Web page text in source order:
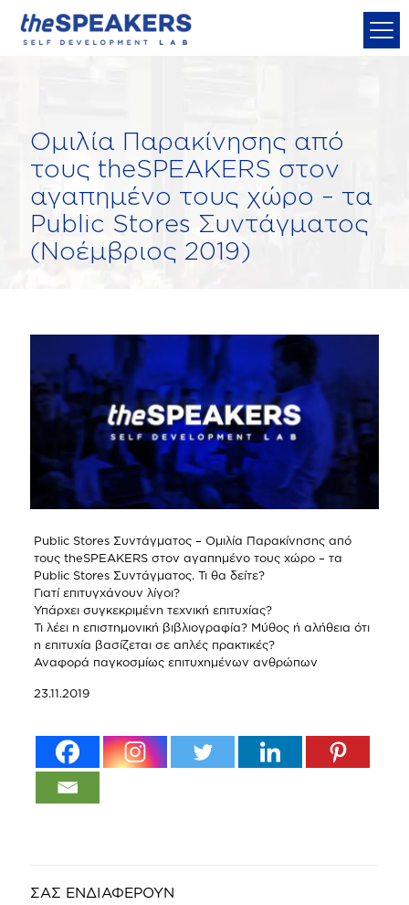
Ομιλία Παρακίνησης από
τους theSPEAKERS στον
αγαπημένο τους χώρο – τα
Public Stores Συντάγματος
(Νοέμβριος 2019)
Public Stores Συντάγματος – Ομιλία Παρακίνησης από
τους theSPEAKERS στον αγαπημένο τους χώρο – τα
Public Stores Συντάγματος. Τι θα δείτε?
Γιατί επιτυγχάνουν λίγοι?
Υπάρχει συγκεκριμένη τεχνική επιτυχίας?
Τι λέει η επιστημονική βιβλιογραφία? Μύθος ή αλήθεια ότι
η επιτυχία βασίζεται σε απλές πρακτικές?
Αναφορά παγκοσμίως επιτυχημένων ανθρώπων
23.11.2019
ΣΑΣ ΕΝΔΙΑΦΕΡΟΥΝ